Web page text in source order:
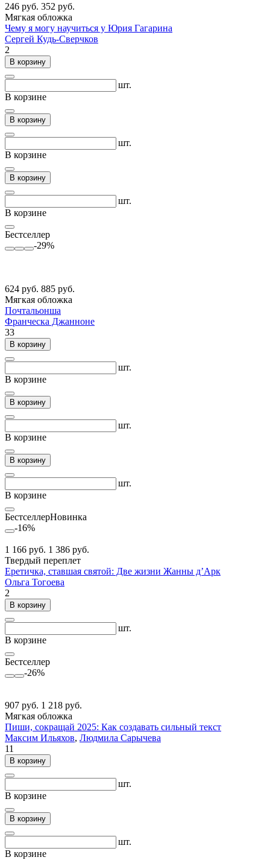
246 руб. 352 руб.
Мягкая обложка
Чему я могу научиться у Юрия Гагарина
Сергей Кудь-Сверчков
2
В корзину
шт.
В корзине
В корзину
шт.
В корзине
В корзину
шт.
В корзине
Бестселлер
-29%
624 руб. 885 руб.
Мягкая обложка
Почтальонша
Франческа Джанноне
33
В корзину
шт.
В корзине
В корзину
шт.
В корзине
В корзину
шт.
В корзине
БестселлерНовинка
-16%
1 166 руб. 1 386 руб.
Твердый переплет
Еретичка, ставшая святой: Две жизни Жанны д’Арк
Ольга Тогоева
2
В корзину
шт.
В корзине
Бестселлер
-26%
907 руб. 1 218 руб.
Мягкая обложка
Пиши, сокращай 2025: Как создавать сильный текст
Максим Ильяхов, Людмила Сарычева
11
В корзину
шт.
В корзине
В корзину
шт.
В корзине